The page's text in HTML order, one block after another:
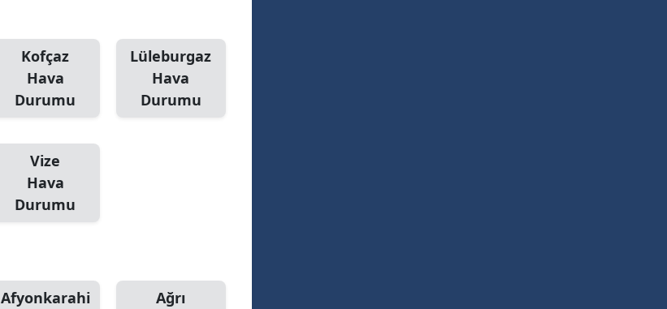
Kofçaz
Hava
Durumu
Lüleburgaz
Hava
Durumu
Vize
Hava
Durumu
Afyonkarahi
Ağrı